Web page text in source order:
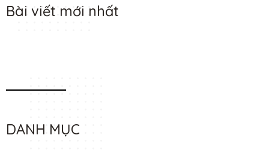
Bài viết mới nhất
DANH MỤC